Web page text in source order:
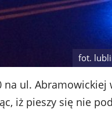
fot.
na ul.
iż pieszy się nie